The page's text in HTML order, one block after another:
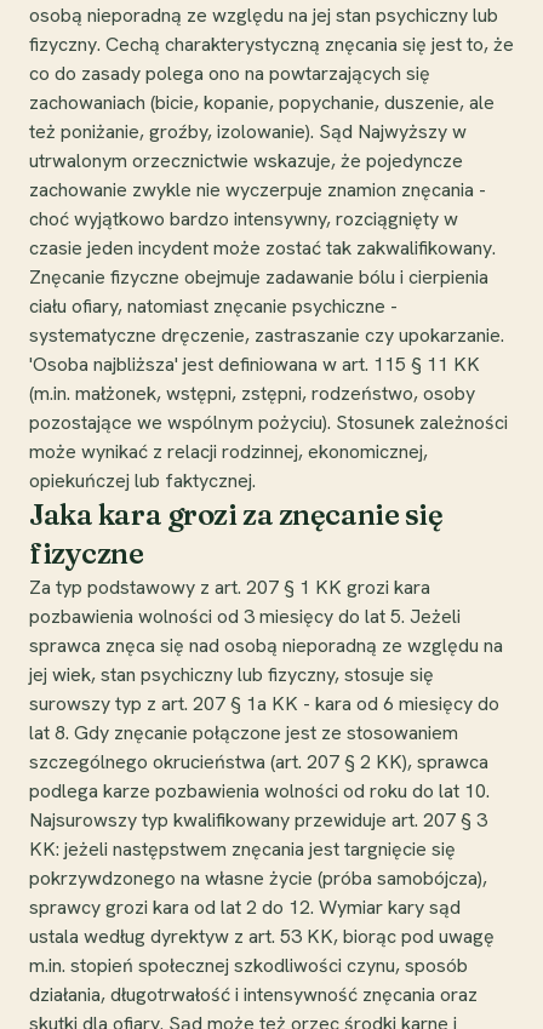
osobą nieporadną ze względu na jej stan psychiczny lub
fizyczny. Cechą charakterystyczną znęcania się jest to, że
co do zasady polega ono na powtarzających się
zachowaniach (bicie, kopanie, popychanie, duszenie, ale
też poniżanie, groźby, izolowanie). Sąd Najwyższy w
utrwalonym orzecznictwie wskazuje, że pojedyncze
zachowanie zwykle nie wyczerpuje znamion znęcania -
choć wyjątkowo bardzo intensywny, rozciągnięty w
czasie jeden incydent może zostać tak zakwalifikowany.
Znęcanie fizyczne obejmuje zadawanie bólu i cierpienia
ciału ofiary, natomiast znęcanie psychiczne -
systematyczne dręczenie, zastraszanie czy upokarzanie.
'Osoba najbliższa' jest definiowana w art. 115 § 11 KK
(m.in. małżonek, wstępni, zstępni, rodzeństwo, osoby
pozostające we wspólnym pożyciu). Stosunek zależności
może wynikać z relacji rodzinnej, ekonomicznej,
opiekuńczej lub faktycznej.
Jaka kara grozi za znęcanie się
fizyczne
Za typ podstawowy z art. 207 § 1 KK grozi kara
pozbawienia wolności od 3 miesięcy do lat 5. Jeżeli
sprawca znęca się nad osobą nieporadną ze względu na
jej wiek, stan psychiczny lub fizyczny, stosuje się
surowszy typ z art. 207 § 1a KK - kara od 6 miesięcy do
lat 8. Gdy znęcanie połączone jest ze stosowaniem
szczególnego okrucieństwa (art. 207 § 2 KK), sprawca
podlega karze pozbawienia wolności od roku do lat 10.
Najsurowszy typ kwalifikowany przewiduje art. 207 § 3
KK: jeżeli następstwem znęcania jest targnięcie się
pokrzywdzonego na własne życie (próba samobójcza),
sprawcy grozi kara od lat 2 do 12. Wymiar kary sąd
ustala według dyrektyw z art. 53 KK, biorąc pod uwagę
m.in. stopień społecznej szkodliwości czynu, sposób
działania, długotrwałość i intensywność znęcania oraz
skutki dla ofiary. Sąd może też orzec środki karne i